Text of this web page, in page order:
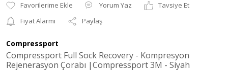
Yorum Yaz
Tavsiye Et
Fiyat Alarmı
Paylaş
Compressport
Compressport Full Sock Recovery - Kompresyon
Rejenerasyon Çorabı |Compressport 3M - Siyah